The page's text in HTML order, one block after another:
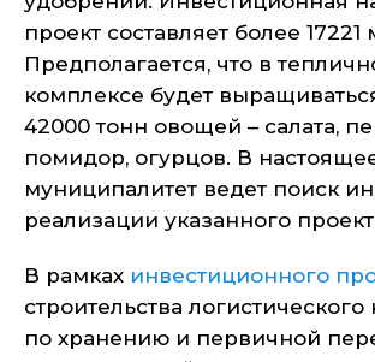
проект составляет более
Предполагается, что в
комплексе будет
42000 тонн овощей – салата,
помидор, огурцов. В
муниципалитет ведет поиск
реализации указанного
В рамках инвестиционного
строительства
по хранению и первичной